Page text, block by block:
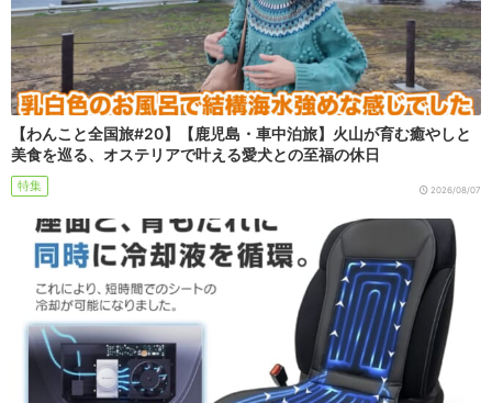
【わんこと全国旅#20】【鹿児島・車中泊旅】火山が育む癒やしと
美食を巡る、オステリアで叶える愛犬との至福の休日
特集 2026/08/07